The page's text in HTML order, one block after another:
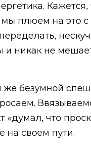
Кажется,
мы плюем на это
и никак не
же безумной
что
на своем пути.